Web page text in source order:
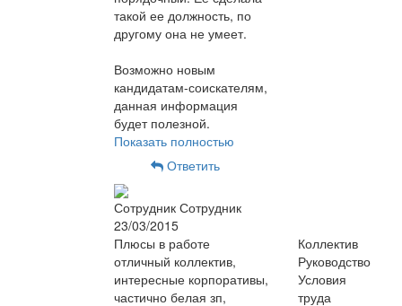
такой ее должность, по
другому она не умеет.
Возможно новым
кандидатам-соискателям,
данная информация
будет полезной.
Показать полностью
Ответить
Сотрудник Сотрудник
23/03/2015
Плюсы в работе
отличный коллектив,
интересные корпоративы,
частично белая зп,
Коллектив
Руководство
Условия
труда